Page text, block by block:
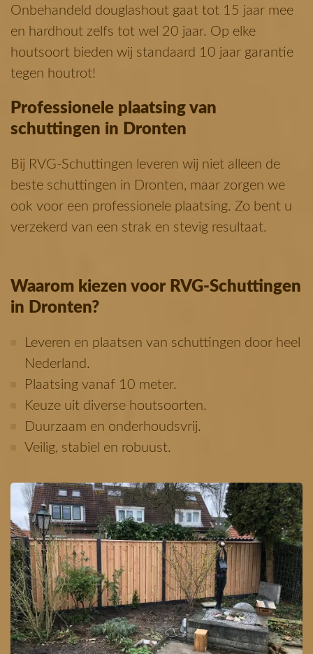
Onbehandeld douglashout gaat tot 15 jaar mee
en hardhout zelfs tot wel 20 jaar. Op elke
houtsoort bieden wij standaard 10 jaar garantie
tegen houtrot!
Professionele plaatsing van
schuttingen in Dronten
Bij RVG-Schuttingen leveren wij niet alleen de
beste schuttingen in Dronten, maar zorgen we
ook voor een professionele plaatsing. Zo bent u
verzekerd van een strak en stevig resultaat.
Waarom kiezen voor RVG-Schuttingen
in Dronten?
Leveren en plaatsen van schuttingen door heel
Nederland.
Plaatsing vanaf 10 meter.
Keuze uit diverse houtsoorten.
Duurzaam en onderhoudsvrij.
Veilig, stabiel en robuust.